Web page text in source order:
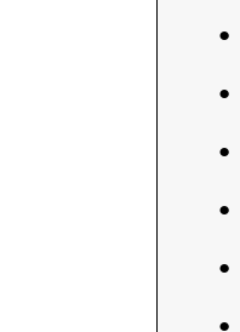
●
●
●
●
●
●